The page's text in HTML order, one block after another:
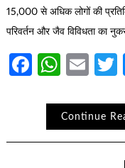
15,000 से अधिक लोगों की
परिवर्तन और जैव विविधता का
Continue